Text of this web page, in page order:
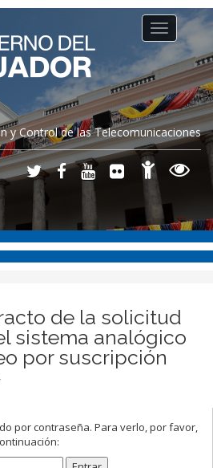
y Control de las Telecomunicaciones
Toggle
navigation
de la solicitud
sistema analógico
por suscripción
por contraseña. Para verlo, por favor,